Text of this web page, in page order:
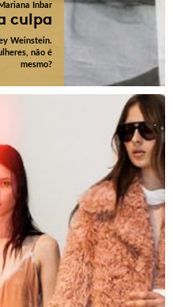
Mariana Inbar
culpa
Weinstein.
não é
mesmo?